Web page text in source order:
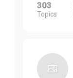
303
Topics